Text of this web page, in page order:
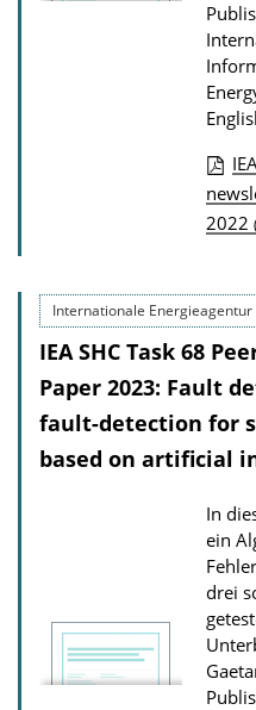
P
u
l
i
c
a
t
i
n
D
o
w
n
l
2022
Internationale Energieagentur
IEA SHC Task 68
Paper 2023: Fault
fault-detection for
based on artificial
In
ein
drei